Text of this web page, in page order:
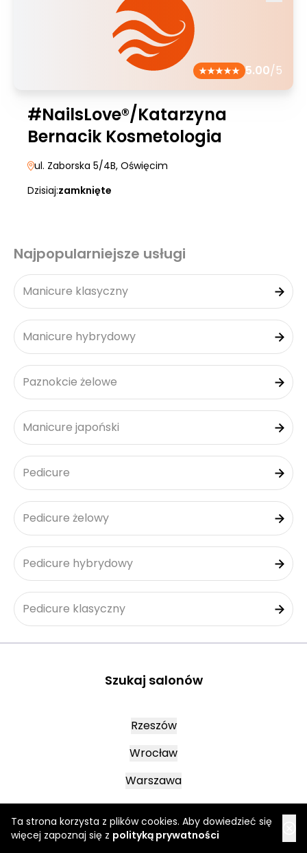
Ta strona korzysta z plików cookies. Aby dowiedzieć się
więcej zapoznaj się z polityką prywatności
5.00/5
#NailsLove®/Katarzyna
Bernacik Kosmetologia
ul. Zaborska 5/4B, Oświęcim
Dzisiaj:zamknięte
Najpopularniejsze usługi
Manicure klasyczny
Manicure hybrydowy
Paznokcie żelowe
Manicure japoński
Pedicure
Pedicure żelowy
Pedicure hybrydowy
Pedicure klasyczny
Szukaj salonów
Rzeszów
Wrocław
Warszawa
Oława